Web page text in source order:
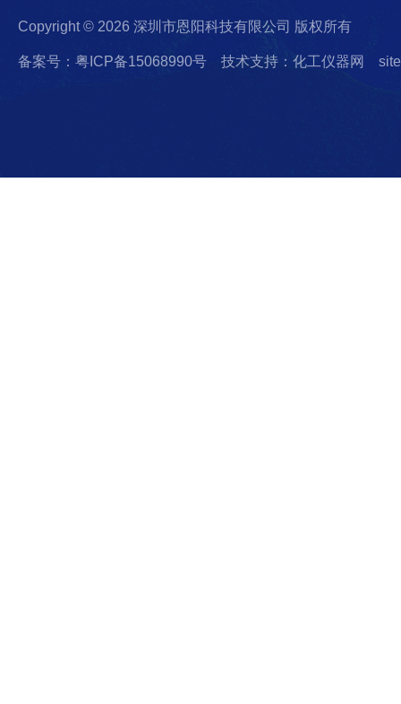
Copyright © 2026 深圳市恩阳科技有限公司 版权所有
备案号：粤ICP备15068990号 技术支持：化工仪器网